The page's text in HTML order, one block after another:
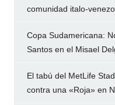
comunidad italo-
Copa Sudamericana:
Santos en el Misael
El tabú del MetLife
contra una «Roja» en